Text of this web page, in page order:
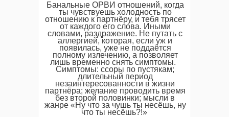
Банальные ОРВИ отношений, когда
ты чувствуешь холодность по
отношению к партнёру, и тебя трясет
от каждого его слова. Иными
словами, раздражение. Не путать с
аллергией, которая, если уж и
появилась, уже не поддаётся
полному излечению, а позволяет
лишь временно снять симптомы.
Симптомы: ссоры по пустякам;
длительный период
незаинтересованности в жизни
партнёра; желание проводить время
без второй половинки; мысли в
жанре «Ну что за чушь ты несёшь, ну
что ты несёшь?!»